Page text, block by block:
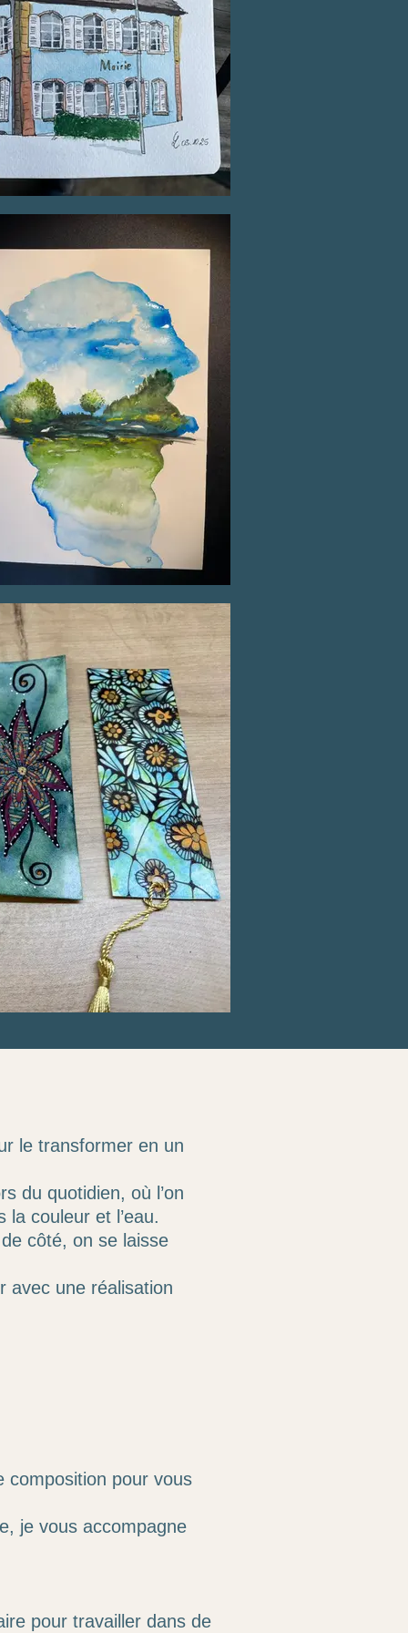
le transformer en un
du quotidien, où l’on
la couleur et l’eau.
côté, on se laisse
avec une réalisation
composition pour vous
je vous accompagne
pour travailler dans de